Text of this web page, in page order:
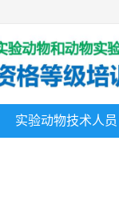
实验动物技术人员